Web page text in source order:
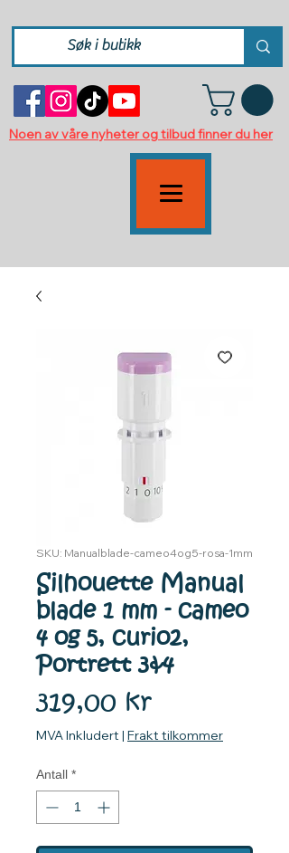
Noen av våre nyheter og tilbud finner du her
SKU: Manualblade-cameo4og5-rosa-1mm
Silhouette Manual
blade 1 mm - cameo
4 og 5, curio2,
Portrett 3&4
319,00 krPris
MVA Inkludert | Frakt tilkommer
Antall *